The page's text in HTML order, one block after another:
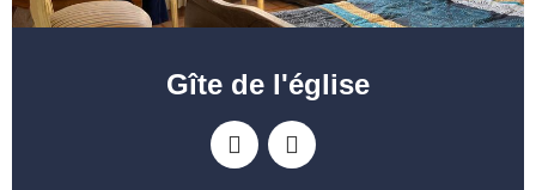
Gîte de l'église